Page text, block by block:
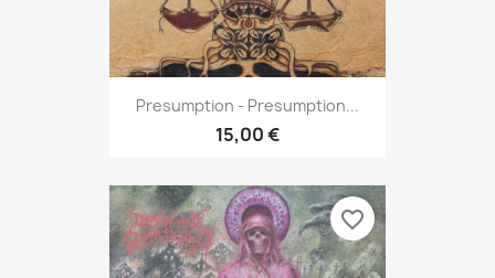
Presumption - Presumption...
15,00 €
favorite_border